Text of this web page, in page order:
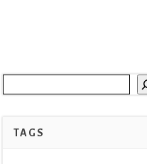
TAGS